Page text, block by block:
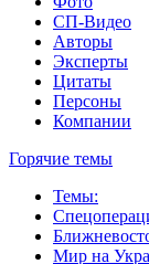
СП-Видео
Авторы
Эксперты
Цитаты
Персоны
Компании
Горячие темы
Темы:
Мир на